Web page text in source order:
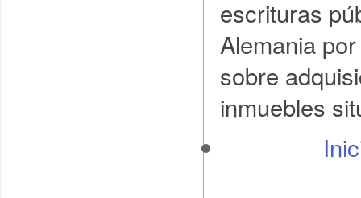
escrituras
Alemania
sobre
inmuebles